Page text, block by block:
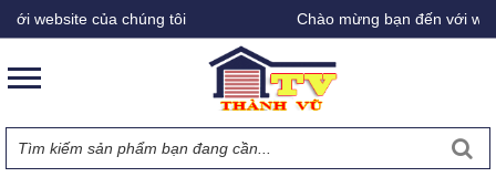
của chúng tôi Chào mừng bạn đến với